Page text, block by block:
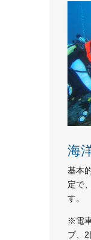
海
基本
定で
す。
※電
ブ、